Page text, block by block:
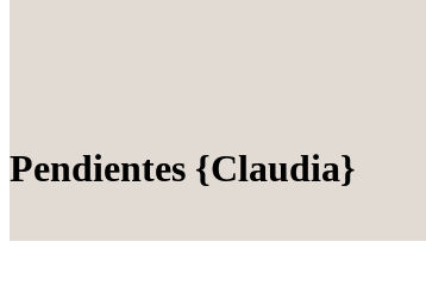
Pendientes {Claudia}